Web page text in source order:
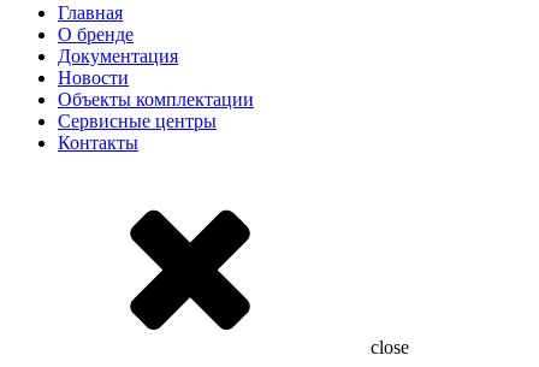
Главная
О бренде
Документация
Новости
Объекты комплектации
Сервисные центры
Контакты
close